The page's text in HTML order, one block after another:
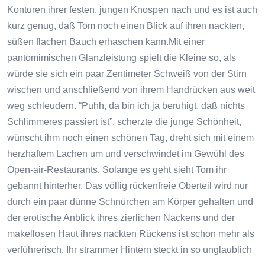
Konturen ihrer festen, jungen Knospen nach und es ist auch
kurz genug, daß Tom noch einen Blick auf ihren nackten,
süßen flachen Bauch erhaschen kann.Mit einer
pantomimischen Glanzleistung spielt die Kleine so, als
würde sie sich ein paar Zentimeter Schweiß von der Stirn
wischen und anschließend von ihrem Handrücken aus weit
weg schleudern. “Puhh, da bin ich ja beruhigt, daß nichts
Schlimmeres passiert ist”, scherzte die junge Schönheit,
wünscht ihm noch einen schönen Tag, dreht sich mit einem
herzhaftem Lachen um und verschwindet im Gewühl des
Open-air-Restaurants. Solange es geht sieht Tom ihr
gebannt hinterher. Das völlig rückenfreie Oberteil wird nur
durch ein paar dünne Schnürchen am Körper gehalten und
der erotische Anblick ihres zierlichen Nackens und der
makellosen Haut ihres nackten Rückens ist schon mehr als
verführerisch. Ihr strammer Hintern steckt in so unglaublich